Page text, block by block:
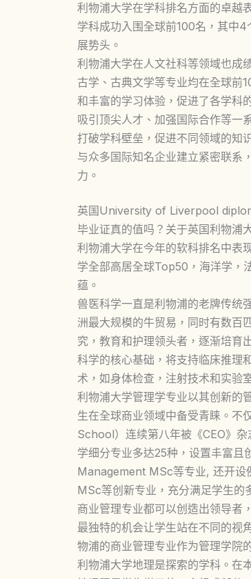
利物浦大学在学科排名方面的卓越
学科成功入围全球前100名，其中
展势头。
利物浦大学在人文社科等领域也成
古学、古典文学等专业均在全球前
和丰富的学习体验，促进了各学科
吸引顶尖人才、加强国际合作等一
打破学科壁垒，促进不同领域的知
与众多国际知名企业建立紧密联系
力。
英国University of Liverpool
毕业证真的值吗？关于英国利物浦
利物浦大学在今年的软科排名中表
学全部高居全球Top50，海洋学，
蕴。
兽医科学一直是利物浦的老牌传
洲最大规模的牛贸易，同时有数百
究，教育和护理领头者，逐渐培育
科学的核心基础，将支持临床推理
术，如身体检查，注射技术和实验
利物浦大学管理学专业以其创新的
生在全球商业领域中备受青睐。
School）连续第八年被《CEO》
学细分专业多达25种，设置丰富
Management MSc等专业, 还开
MSc等创新专业，充分满足学生的
商业管理专业都可以创造出领导者
最独特的机会让学生站在不同的视
物浦的商业管理专业作为管理学院
利物浦大学地理是探索的学科。在